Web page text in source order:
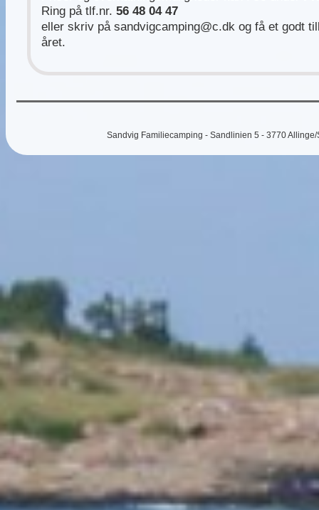
Ring på tlf.nr. 56 48 04 47
eller skriv på sandvigcamping@c.dk og få et godt
året.
Sandvig Familiecamping - Sandlinien 5 - 3770